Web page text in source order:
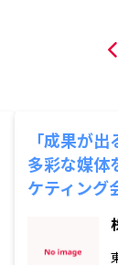
「成果が
多彩な媒体
ケティング